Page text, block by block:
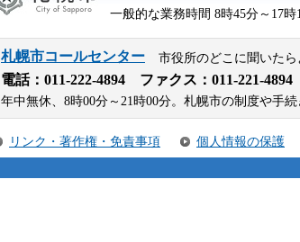
一般的な業務時間 8時45分～17
札幌市コールセンター 市役所のどこに聞いた
電話： 011-222-4894 ファクス：011-221-4894
年中無休、8時00分～21時00分。札幌市の制度や手
リンク・著作権・免責事項 個人情報の保護